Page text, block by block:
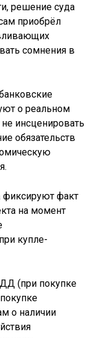
решение суда
приобрёл
сомнения в
о реальном
инсценировать
обязательств
фиксируют факт
на момент
купле-
(при покупке
о наличии